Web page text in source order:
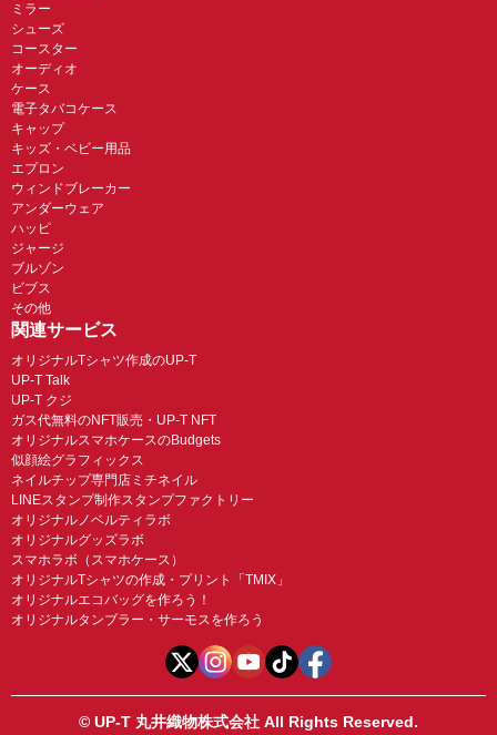
ミラー
シューズ
コースター
オーディオ
ケース
電子タバコケース
キャップ
キッズ・ベビー用品
エプロン
ウィンドブレーカー
アンダーウェア
ハッピ
ジャージ
ブルゾン
ビブス
その他
関連サービス
オリジナルTシャツ作成のUP-T
UP-T Talk
UP-T クジ
ガス代無料のNFT販売・UP-T NFT
オリジナルスマホケースのBudgets
似顔絵グラフィックス
ネイルチップ専門店ミチネイル
LINEスタンプ制作スタンプファクトリー
オリジナルノベルティラボ
オリジナルグッズラボ
スマホラボ（スマホケース）
オリジナルTシャツの作成・プリント「TMIX」
オリジナルエコバッグを作ろう！
オリジナルタンブラー・サーモスを作ろう
© UP-T 丸井織物株式会社 All Rights Reserved.